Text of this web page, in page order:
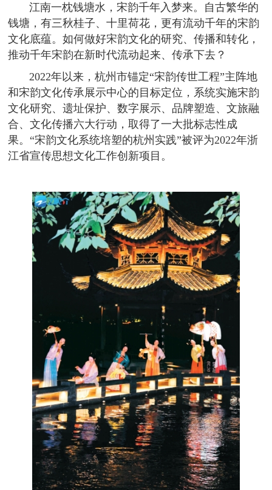
江南一枕钱塘水，宋韵千年入梦来。自古繁华的
钱塘，有三秋桂子、十里荷花，更有流动千年的宋韵
文化底蕴。如何做好宋韵文化的研究、传播和转化，
推动千年宋韵在新时代流动起来、传承下去？
2022年以来，杭州市锚定“宋韵传世工程”主阵地
和宋韵文化传承展示中心的目标定位，系统实施宋韵
文化研究、遗址保护、数字展示、品牌塑造、文旅融
合、文化传播六大行动，取得了一大批标志性成
果。“宋韵文化系统培塑的杭州实践”被评为2022年浙
江省宣传思想文化工作创新项目。